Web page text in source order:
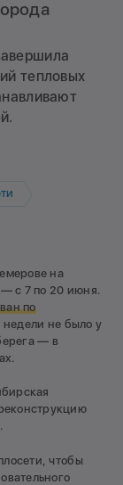
тепловых
на
— с 7 по 20 июня.
по
недели не было у
— в
чтобы